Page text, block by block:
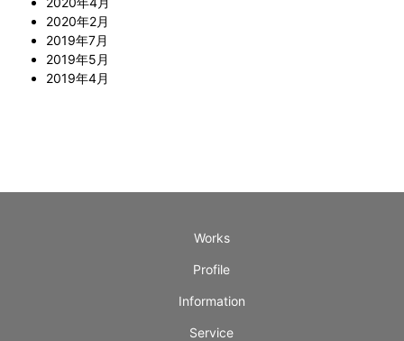
2020年2月
2019年7月
2019年5月
2019年4月
Works
Profile
Information
Service